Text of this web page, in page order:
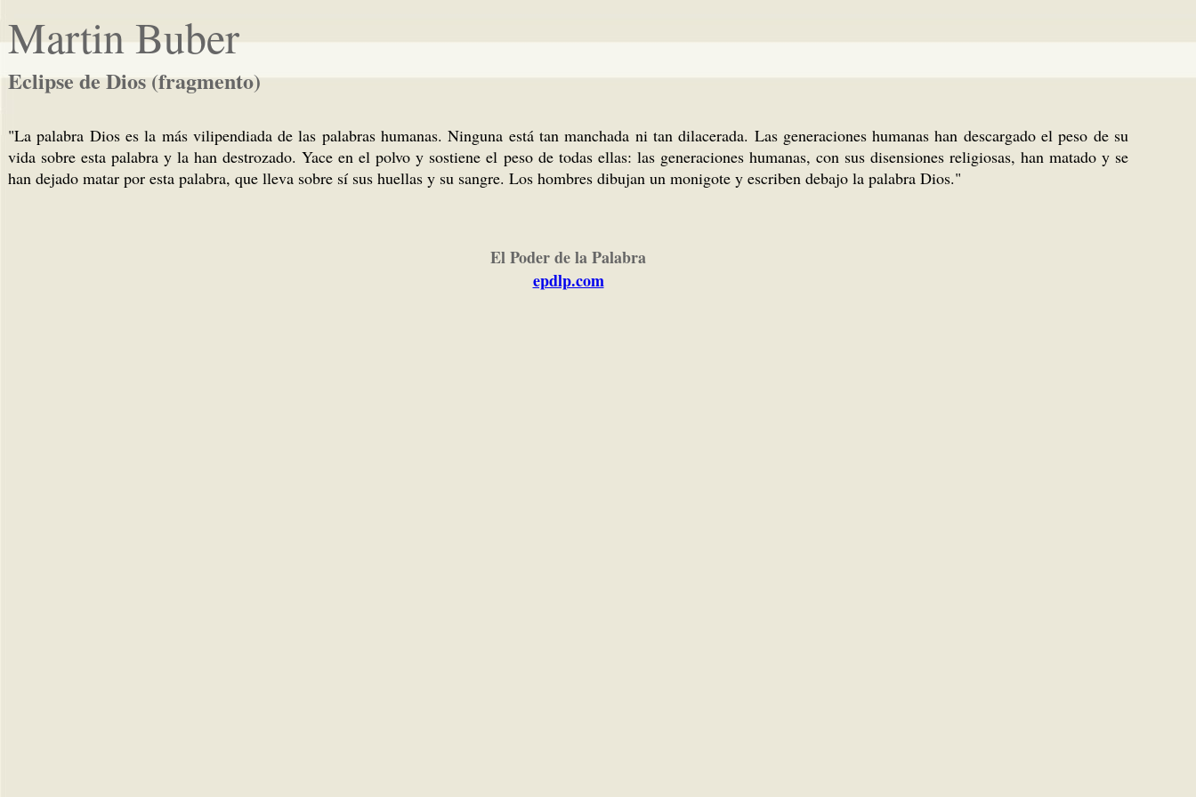
Martin Buber
Eclipse de Dios (fragmento)
"La palabra Dios es la más vilipendiada de las palabras humanas. Ninguna está tan manchada ni tan dilacerada. Las generaciones humanas han descargado el peso de su
vida sobre esta palabra y la han destrozado. Yace en el polvo y sostiene el peso de todas ellas: las generaciones humanas, con sus disensiones religiosas, han matado y se
han dejado matar por esta palabra, que lleva sobre sí sus huellas y su sangre. Los hombres dibujan un monigote y escriben debajo la palabra Dios."
El Poder de la Palabra
epdlp.com